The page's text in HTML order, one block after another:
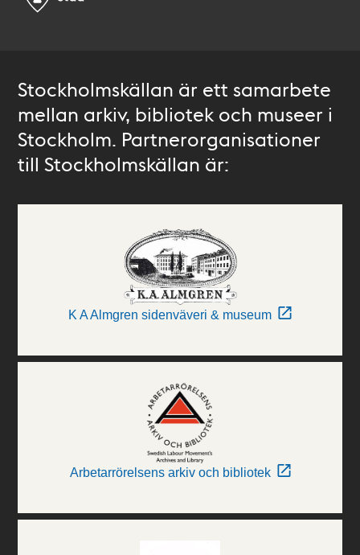
Stockholmskällan är ett samarbete
mellan arkiv, bibliotek och museer i
Stockholm. Partnerorganisationer
till Stockholmskällan är:
K A Almgren sidenväveri & museum
Arbetarrörelsens arkiv och bibliotek